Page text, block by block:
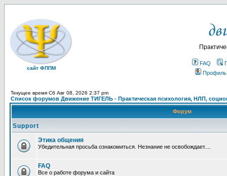
сайт ФППМ
FAQ
Профиль
Текущее время Сб Авг 08, 2026 2:37 pm
Список форумов Движение ТИГЕЛЬ - Практическая психология, НЛП,
Форум
Support
Этика общения
Убедительная просьба ознакомиться. Незнание не освобождает....
FAQ
Все о работе форума и сайта